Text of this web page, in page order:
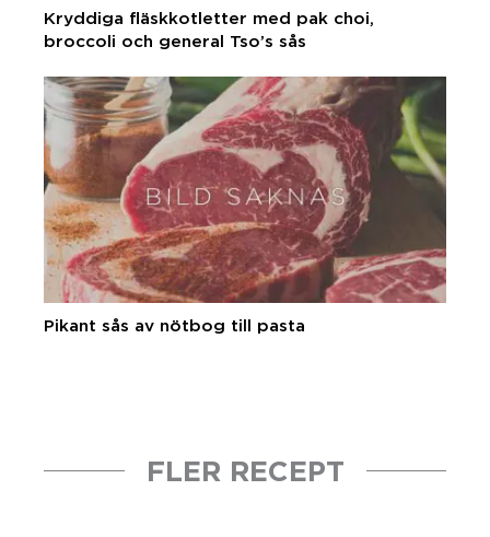
Kryddiga fläskkotletter med pak choi,
broccoli och general Tso’s sås
Pikant sås av nötbog till pasta
FLER RECEPT